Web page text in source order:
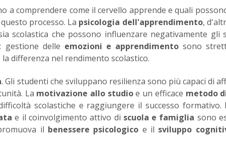
a comprendere come il cervello apprende e quali
processo. La psicologia dell'apprendimento,
scolastica che possono influenzare negativamente gli
gestione delle emozioni e apprendimentosono
differenza nel rendimento scolastico.
. Gli studenti che sviluppano resilienza sono più capaci di
La motivazione allo studioe un efficace metodo
scolastiche e raggiungere il successo formativo.
e il coinvolgimento attivo di scuola e famiglia sono
il benessere psicologico e il sviluppo